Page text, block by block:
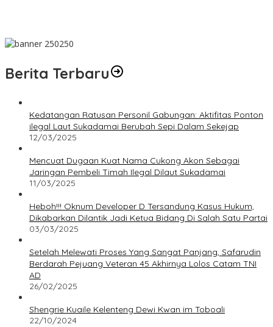
Berita Terbaru
Kedatangan Ratusan Personil Gabungan: Aktifitas Ponton
ilegal Laut Sukadamai Berubah Sepi Dalam Sekejap
12/03/2025
Mencuat Dugaan Kuat Nama Cukong Akon Sebagai
Jaringan Pembeli Timah Ilegal Dilaut Sukadamai
11/03/2025
Heboh!!! Oknum Developer D Tersandung Kasus Hukum,
Dikabarkan Dilantik Jadi Ketua Bidang Di Salah Satu Partai
03/03/2025
Setelah Melewati Proses Yang Sangat Panjang, Safarudin
Berdarah Pejuang Veteran 45 Akhirnya Lolos Catam TNI
AD
26/02/2025
Shengrie Kuaile Kelenteng Dewi Kwan im Toboali
22/10/2024